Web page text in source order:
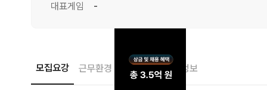
대표게임
-
모집요강 근무환경 접수안내 기업정보